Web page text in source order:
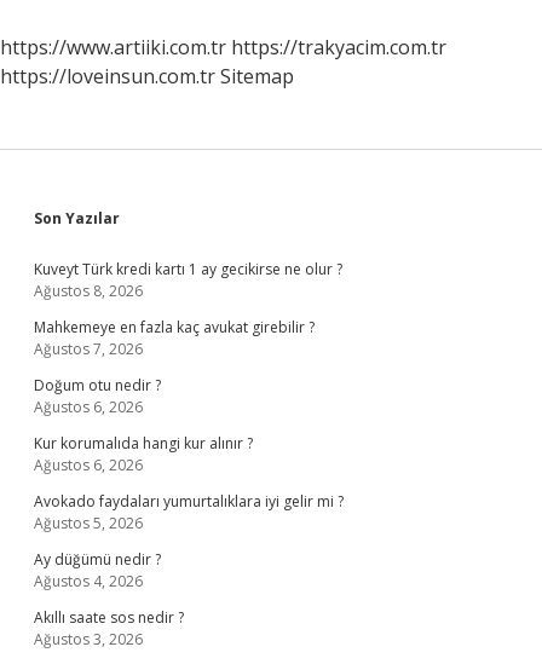
https://www.artiiki.com.tr https://trakyacim.com.tr
https://loveinsun.com.trSitemap
Sidebar
Son Yazılar
Kuveyt Türk kredi kartı 1 ay gecikirse ne olur ?
Ağustos 8, 2026
Mahkemeye en fazla kaç avukat girebilir ?
Ağustos 7, 2026
Doğum otu nedir ?
Ağustos 6, 2026
Kur korumalıda hangi kur alınır ?
Ağustos 6, 2026
Avokado faydaları yumurtalıklara iyi gelir mi ?
Ağustos 5, 2026
Ay düğümü nedir ?
Ağustos 4, 2026
Akıllı saate sos nedir ?
Ağustos 3, 2026